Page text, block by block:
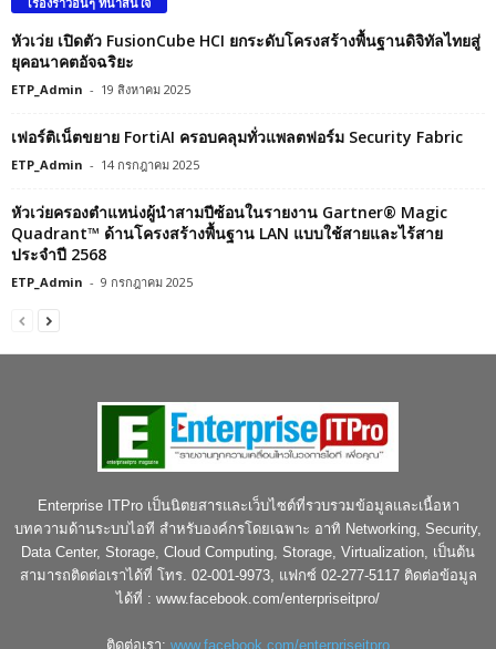
หัวเว่ย เปิดตัว FusionCube HCI ยกระดับโครงสร้างพื้นฐานดิจิทัลไทยสู่
ยุคอนาคตอัจฉริยะ
ETP_Admin - 19 สิงหาคม 2025
เฟอร์ติเน็ตขยาย FortiAI ครอบคลุมทั่วแพลตฟอร์ม Security Fabric
ETP_Admin - 14 กรกฎาคม 2025
หัวเว่ยครองตำแหน่งผู้นำสามปีซ้อนในรายงาน Gartner® Magic
Quadrant™ ด้านโครงสร้างพื้นฐาน LAN แบบใช้สายและไร้สาย
ประจำปี 2568
ETP_Admin - 9 กรกฎาคม 2025
Enterprise ITPro เป็นนิตยสารและเว็บไซต์ที่รวบรวมข้อมูลและเนื้อหา
บทความด้านระบบไอที สำหรับองค์กรโดยเฉพาะ อาทิ Networking, Security,
Data Center, Storage, Cloud Computing, Storage, Virtualization, เป็นต้น
สามารถติดต่อเราได้ที่ โทร. 02-001-9973, แฟกซ์ 02-277-5117 ติดต่อข้อมูล
ได้ที่ : www.facebook.com/enterpriseitpro/
ติดต่อเรา: www.facebook.com/enterpriseitpro